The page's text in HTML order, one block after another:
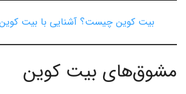
بیت کوین چیست؟ آشنایی با بیت کوین
مشوق‌های بیت کوین